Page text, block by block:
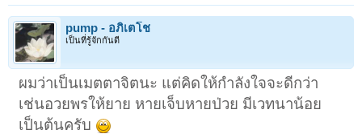
pump - อภิเตโช
เป็นที่รู้จักกันดี
ผมว่าเป็นเมตตาจิตนะ แต่คิดให้กำลังใจจะดีกว่า
เช่นอวยพรให้ยาย หายเจ็บหายป่วย มีเวทนาน้อย
เป็นต้นครับ